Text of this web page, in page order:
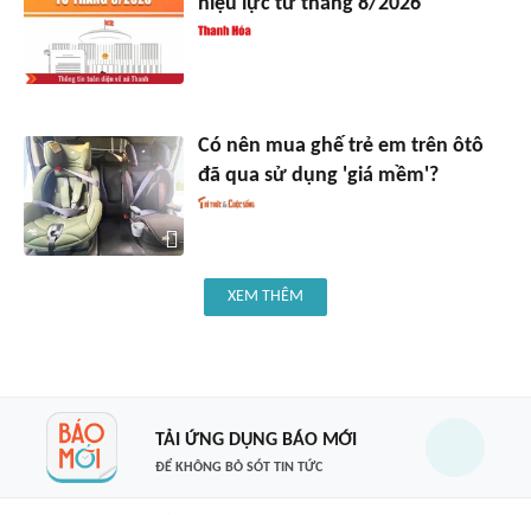
Có nên mua ghế trẻ em trên ôtô
đã qua sử dụng 'giá mềm'?
XEM THÊM
TẢI ỨNG DỤNG BÁO MỚI
ĐỂ KHÔNG BỎ SÓT TIN TỨC